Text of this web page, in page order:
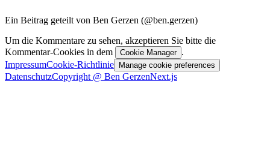
Ein Beitrag geteilt von Ben Gerzen (@ben.gerzen)
Um die Kommentare zu sehen, akzeptieren Sie bitte die
Kommentar-Cookies in dem
Cookie Manager .
ImpressumCookie-Richtlinie Manage cookie preferences
DatenschutzCopyright @ Ben GerzenNext.js